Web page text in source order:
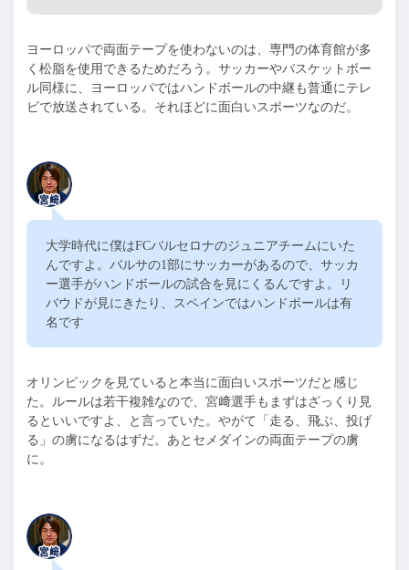
ヨーロッパで両面テープを使わないのは、専門の体育館が多
く松脂を使用できるためだろう。サッカーやバスケットボー
ル同様に、ヨーロッパではハンドボールの中継も普通にテレ
ビで放送されている。それほどに面白いスポーツなのだ。
大学時代に僕はFCバルセロナのジュニアチームにいた
んですよ。バルサの1部にサッカーがあるので、サッカ
ー選手がハンドボールの試合を見にくるんですよ。リ
バウドが見にきたり、スペインではハンドボールは有
名です
オリンピックを見ていると本当に面白いスポーツだと感じ
た。ルールは若干複雑なので、宮﨑選手もまずはざっくり見
るといいですよ、と言っていた。やがて「走る、飛ぶ、投げ
る」の虜になるはずだ。あとセメダインの両面テープの虜
に。